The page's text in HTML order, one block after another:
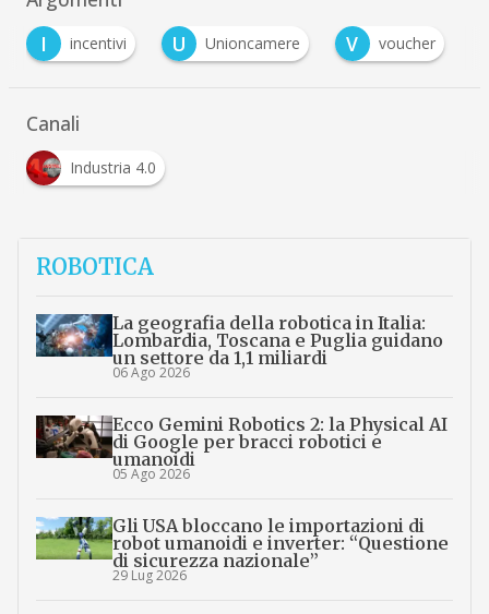
I
incentivi U Unioncamere V voucher
Canali
Industria 4.0
ROBOTICA
La geografia della robotica in Italia:
Lombardia, Toscana e Puglia guidano
un settore da 1,1 miliardi
06 Ago 2026
Ecco Gemini Robotics 2: la Physical AI
di Google per bracci robotici e
umanoidi
05 Ago 2026
Gli USA bloccano le importazioni di
robot umanoidi e inverter: “Questione
di sicurezza nazionale”
29 Lug 2026